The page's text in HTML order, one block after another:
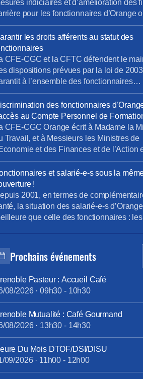
[…]
indiciaires et d’amélioration des
pour les fonctionnaires d’Orange
en place en décembre 2020, un an
Fonction Publique d’État… et en laissant
les statuts de fonction (IV.3 et au-delà).
CGC Orange et la CFTC continuent
les droits afférents au statut des
CFE-CGC et la CFTC défendent le
dispositions prévues par la loi de
à l’ensemble des fonctionnaires
qu’ils et elles garderont leur
la fin de leur activité.
des fonctionnaires
au Compte Personnel de
CFE-CGC Orange écrit à Madame la
Travail, et à Messieurs les Ministres de
et des Finances et de l’Action
Publics La « loi pour la liberté de
son avenir professionnel » du 05
2018, qui a pour ambition une
société de compétences, réforme
professionnelle en promettant,
et salarié-e-s sous la
!
2001, en termes de
la situation des salarié-e-s
que celle des fonctionnaires : les
par l’entreprise ; les seconds, s’ils le
s’assurent individuellement et
€ bruts annuels introduite en février
différence de traitement touche à sa
à la ténacité de la CFE-CGC
du 1er janvier 2018, tous les
des mêmes garanties.
Prochains événements
Pasteur : Accueil Café
08/2026· 09h30 - 10h30
Mutualité : Café Gourmand
08/2026· 13h30 - 14h30
Du Mois DTOF/DSI/DISU
09/2026· 11h00 - 12h00